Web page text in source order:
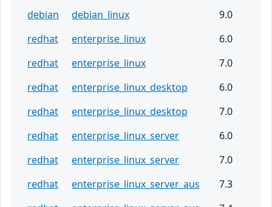
debian debian_linux
9.0
redhat
enterprise_linux
6.0
redhat
enterprise_linux
7.0
redhat
enterprise_linux_desktop
6.0
redhat
enterprise_linux_desktop
7.0
redhat
enterprise_linux_server
6.0
redhat
enterprise_linux_server
7.0
redhat
enterprise_linux_server_aus
7.3